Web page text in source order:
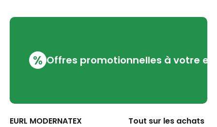
% Offres promotionnelles à votre
EURL MODERNATEX Tout sur les achats